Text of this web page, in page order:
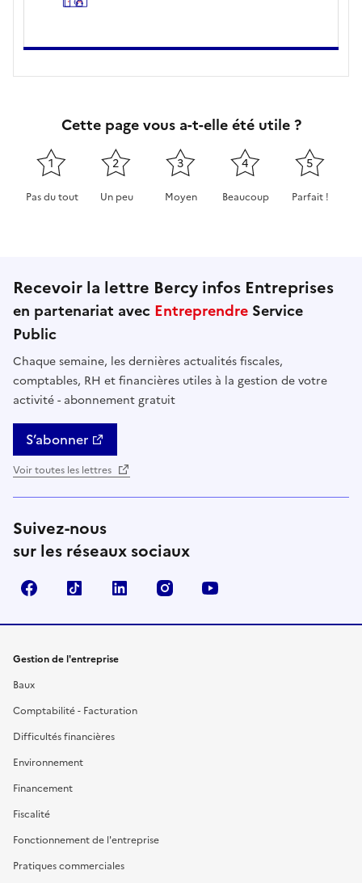
Cette page vous a-t-elle été utile ?
1
Pas du tout
2
Un peu
3
Moyen
4
Beaucoup
5
Parfait !
Recevoir la lettre Bercy infos Entreprises
en partenariat avec Entreprendre Service
Public
Chaque semaine, les dernières actualités fiscales,
comptables, RH et financières utiles à la gestion de votre
activité - abonnement gratuit
S’abonner
Voir toutes les lettres
Suivez-nous
sur les réseaux sociaux
FacebookTikTok Linkedin Instagram
Gestion de l'entreprise
Baux
Comptabilité - Facturation
Difficultés financières
Environnement
Financement
Fiscalité
Fonctionnement de l'entreprise
Pratiques commerciales